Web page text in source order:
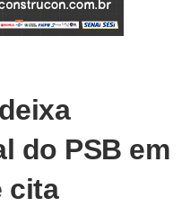
do PSB em
cita